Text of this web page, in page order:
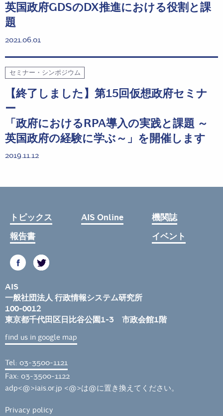
英国政府GDSのDX推進における役割と課
題
2021.06.01
セミナー・シンポジウム
【終了しました】第15回仮想政府セミナ
ー
「政府におけるRPA導入の実践と課題 ～
英国政府の経験に学ぶ～」を開催します
2019.11.12
トピックス AIS Online
機関誌
報告書
イベント
AIS
一般社団法人 行政情報システム研究所
100-0012
東京都千代田区日比谷公園1-3 市政会館1階
find us in google map
Tel: 03-3500-1121
Fax: 03-3500-1122
adp<@>iais.or.jp <@>は@に置き換えてください。
Privacy policy